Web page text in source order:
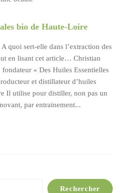
bio de Haute-Loire
A quoi sert-elle dans l’extraction des
en lisant cet article… Christian
« Des Huiles Essentielles
et distillateur d’huiles
Il utilise pour distiller, non pas un
par entrainement...
Rechercher